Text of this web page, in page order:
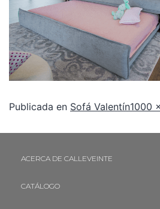
Publicada en Sofá Valentín1000
ACERCA DE CALLEVEINTE
CATÁLOGO